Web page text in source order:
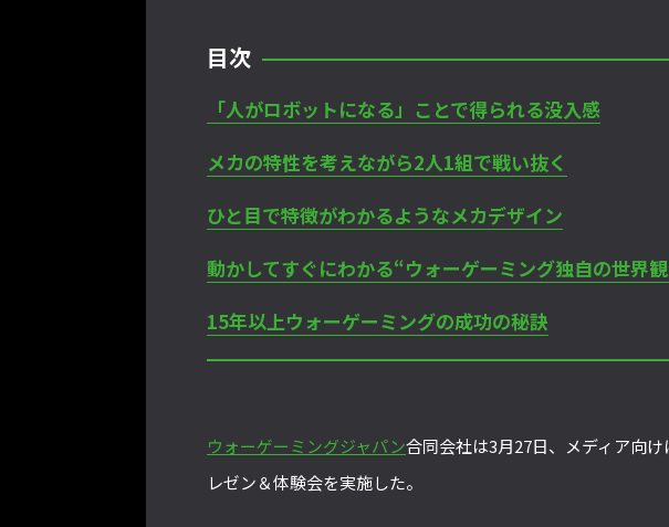
目次
「人がロボットになる」ことで得られる没入感
メカの特性を考えながら2人1組で戦い抜く
ひと目で特徴がわかるようなメカデザイン
動かしてすぐにわかる“ウォーゲーミング独自の世界
15年以上ウォーゲーミングの成功の秘訣
ウォーゲーミングジャパン合同会社は3月27日、メディア向け
レゼン＆体験会を実施した。
トーム久保のプロ格闘ゲーマーのゲン
バから！ 第47回】
ーム久保のプロ格闘ゲーマ